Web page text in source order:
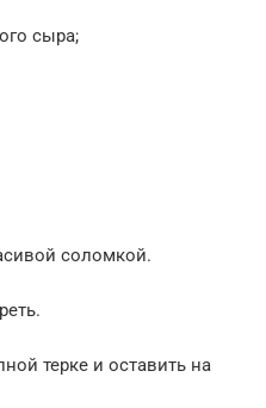
сыра;
соломкой.
терке и оставить на